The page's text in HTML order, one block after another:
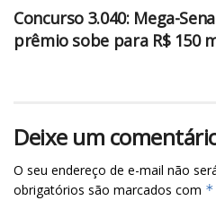
Concurso 3.040: Mega-
prêmio sobe para R$ 150
Deixe um
O seu endereço de e-mail não
obrigatórios são marcados com *